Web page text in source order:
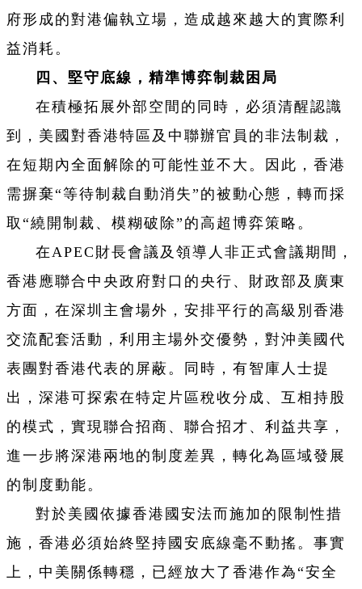
府形成的對港偏執立場，造成越來越大的實際利
益消耗。
四、堅守底線，精準博弈制裁困局
在積極拓展外部空間的同時，必須清醒認識
到，美國對香港特區及中聯辦官員的非法制裁，
在短期內全面解除的可能性並不大。因此，香港
需摒棄“等待制裁自動消失”的被動心態，轉而採
取“繞開制裁、模糊破除”的高超博弈策略。
在APEC財長會議及領導人非正式會議期間，
香港應聯合中央政府對口的央行、財政部及廣東
方面，在深圳主會場外，安排平行的高級別香港
交流配套活動，利用主場外交優勢，對沖美國代
表團對香港代表的屏蔽。同時，有智庫人士提
出，深港可探索在特定片區稅收分成、互相持股
的模式，實現聯合招商、聯合招才、利益共享，
進一步將深港兩地的制度差異，轉化為區域發展
的制度動能。
對於美國依據香港國安法而施加的限制性措
施，香港必須始終堅持國安底線毫不動搖。事實
上，中美關係轉穩，已經放大了香港作為“安全